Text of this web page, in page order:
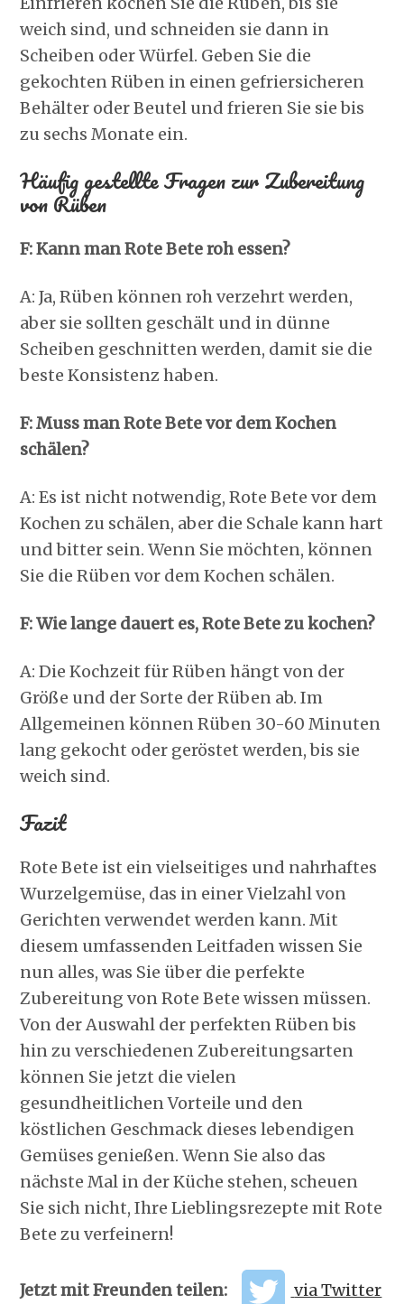
weich sind, und schneiden sie dann in
Scheiben oder Würfel. Geben Sie die
gekochten Rüben in einen gefriersicheren
Behälter oder Beutel und frieren Sie sie bis
zu sechs Monate ein.
Häufig gestellte Fragen zur Zubereitung
von Rüben
F: Kann man Rote Bete roh essen?
A: Ja, Rüben können roh verzehrt werden,
aber sie sollten geschält und in dünne
Scheiben geschnitten werden, damit sie die
beste Konsistenz haben.
F: Muss man Rote Bete vor dem Kochen
schälen?
A: Es ist nicht notwendig, Rote Bete vor dem
Kochen zu schälen, aber die Schale kann hart
und bitter sein. Wenn Sie möchten, können
Sie die Rüben vor dem Kochen schälen.
F: Wie lange dauert es, Rote Bete zu kochen?
A: Die Kochzeit für Rüben hängt von der
Größe und der Sorte der Rüben ab. Im
Allgemeinen können Rüben 30-60 Minuten
lang gekocht oder geröstet werden, bis sie
weich sind.
Fazit
Rote Bete ist ein vielseitiges und nahrhaftes
Wurzelgemüse, das in einer Vielzahl von
Gerichten verwendet werden kann. Mit
diesem umfassenden Leitfaden wissen Sie
nun alles, was Sie über die perfekte
Zubereitung von Rote Bete wissen müssen.
Von der Auswahl der perfekten Rüben bis
hin zu verschiedenen Zubereitungsarten
können Sie jetzt die vielen
gesundheitlichen Vorteile und den
köstlichen Geschmack dieses lebendigen
Gemüses genießen. Wenn Sie also das
nächste Mal in der Küche stehen, scheuen
Sie sich nicht, Ihre Lieblingsrezepte mit Rote
Bete zu verfeinern!
Jetzt mit Freunden teilen: via Twitter